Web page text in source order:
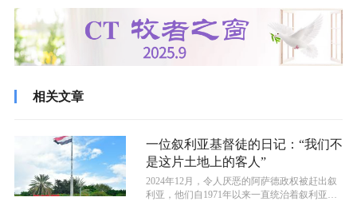
相关文章
一位叙利亚基督徒的日记：“我们不
是这片土地上的客人”
2024年12月，令人厌恶的阿萨德政权被赶出叙
利亚，他们自1971年以来一直统治着叙利亚。